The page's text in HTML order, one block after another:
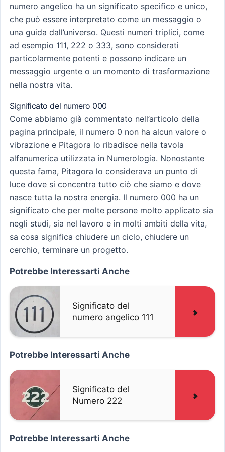
numero angelico ha un significato specifico e unico,
che può essere interpretato come un messaggio o
una guida dall’universo. Questi numeri triplici, come
ad esempio 111, 222 o 333, sono considerati
particolarmente potenti e possono indicare un
messaggio urgente o un momento di trasformazione
nella nostra vita.
Significato del numero 000
Come abbiamo già commentato nell’articolo della
pagina principale, il numero 0 non ha alcun valore o
vibrazione e Pitagora lo ribadisce nella tavola
alfanumerica utilizzata in Numerologia. Nonostante
questa fama, Pitagora lo considerava un punto di
luce dove si concentra tutto ciò che siamo e dove
nasce tutta la nostra energia. Il numero 000 ha un
significato che per molte persone molto applicato sia
negli studi, sia nel lavoro e in molti ambiti della vita,
sa cosa significa chiudere un ciclo, chiudere un
cerchio, terminare un progetto.
Potrebbe Interessarti Anche
Significato del
numero angelico 111
Potrebbe Interessarti Anche
Significato del
Numero 222
Potrebbe Interessarti Anche